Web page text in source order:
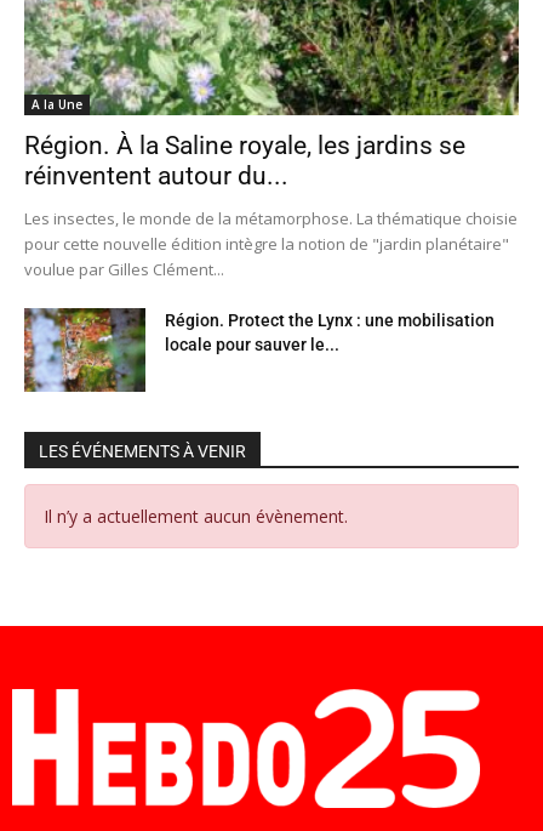
A la Une
Région. À la Saline royale, les jardins se
réinventent autour du...
Les insectes, le monde de la métamorphose. La thématique choisie
pour cette nouvelle édition intègre la notion de "jardin planétaire"
voulue par Gilles Clément...
Région. Protect the Lynx : une mobilisation
locale pour sauver le...
LES ÉVÉNEMENTS À VENIR
Il n’y a actuellement aucun évènement.